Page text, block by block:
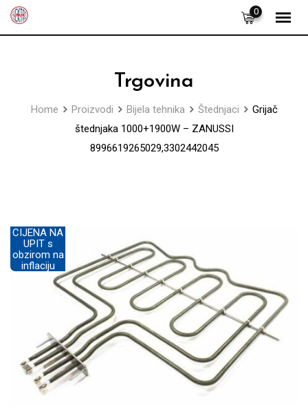
Skip
0
Trgovina
Home Proizvodi Bijela tehnika Štednjaci
Grijač
štednjaka 1000+1900W – ZANUSSI
8996619265029,3302442045
CIJENA NA
UPIT s
obzirom na
inflaciju